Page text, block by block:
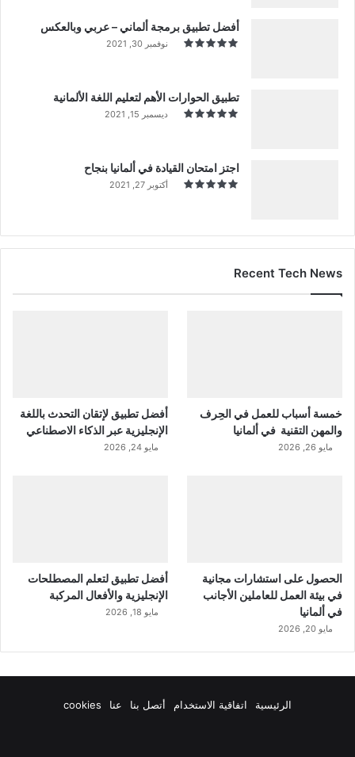
أفضل تطبيق برمجة ألماني – عربي وبالعكس
نوفمبر 30, 2021
تطبيق الحوارات الأهم لتعليم اللغة الألمانية
ديسمبر 15, 2021
اجتز امتحان القيادة في ألمانيا بنجاح
أكتوبر 27, 2021
Recent Tech News
خمسة أسباب للعمل في الحِرف
والمهن التقنية في ألمانيا
مايو 26, 2026
أفضل تطبيق لإتقان التحدث باللغة
الإنجليزية عبر الذكاء الاصطناعي
مايو 24, 2026
الحصول على استشارات مجانية
في بيئة العمل للعاملين الأجانب
في ألمانيا
مايو 20, 2026
أفضل تطبيق لتعلم المصطلحات
الإنجليزية والأفعال المركبة
مايو 18, 2026
الرئيسية اتفاقية الاستخدام أتصل بنا عنا cookies